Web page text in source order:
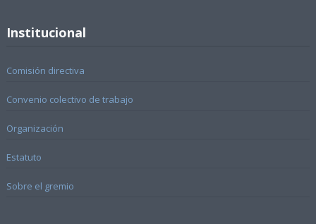
Institucional
Comisión directiva
Convenio colectivo de trabajo
Organización
Estatuto
Sobre el gremio